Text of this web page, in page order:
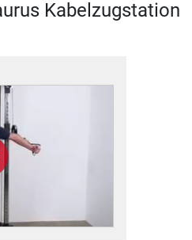
Kabelzugstation